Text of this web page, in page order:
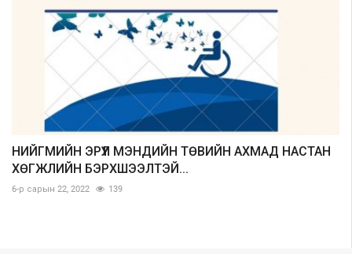
НИЙГМИЙН ЭРҮҮЛ МЭНДИЙН ТӨВИЙН АХМАД НАСТАН
ХӨГЖЛИЙН БЭРХШЭЭЛТЭЙ...
6-р сарын 22, 2022 139